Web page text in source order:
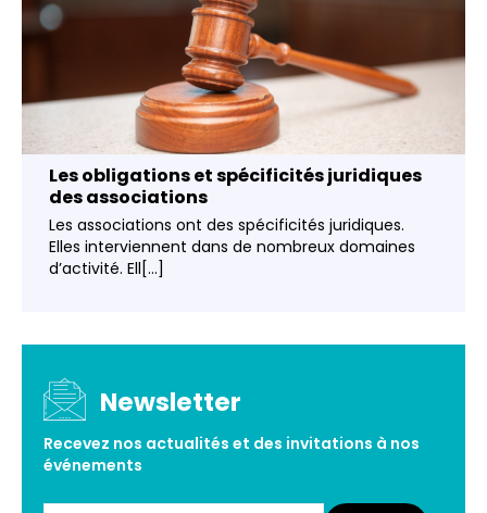
Les obligations et spécificités juridiques
des associations
Les associations ont des spécificités juridiques.
Elles interviennent dans de nombreux domaines
d’activité. Ell[...]
Newsletter
Recevez nos actualités et des invitations à nos
événements